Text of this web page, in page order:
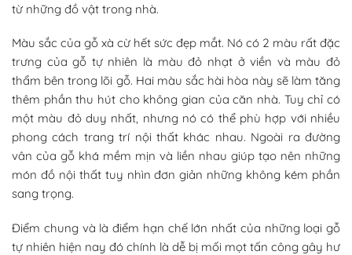
từ những đồ vật trong nhà.
Màu sắc của gỗ xà cừ hết sức đẹp mắt. Nó có 2 màu rất đặc
trưng của gỗ tự nhiên là màu đỏ nhạt ở viền và màu đỏ
thẩm bên trong lõi gỗ. Hai màu sắc hài hòa này sẽ làm tăng
thêm phần thu hút cho không gian của căn nhà. Tuy chỉ có
một màu đỏ duy nhất, nhưng nó có thể phù hợp với nhiều
phong cách trang trí nội thất khác nhau. Ngoài ra đường
vân của gỗ khá mềm mịn và liền nhau giúp tạo nên những
món đồ nội thất tuy nhìn đơn giản những không kém phần
sang trọng.
Điểm chung và là điểm hạn chế lớn nhất của những loại gỗ
tự nhiên hiện nay đó chính là dễ bị mối mọt tấn công gây hư